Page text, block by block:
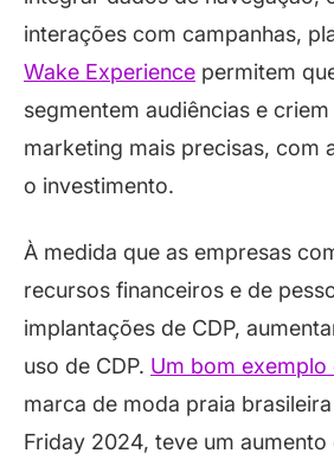
interações com campanhas,
Wake Experience permitem
segmentem audiências e
marketing mais precisas, com
o investimento.
À medida que as empresas
recursos financeiros e de
implantações de CDP,
uso de CDP. Um bom exemplo
marca de moda praia
Friday 2024, teve um aumento